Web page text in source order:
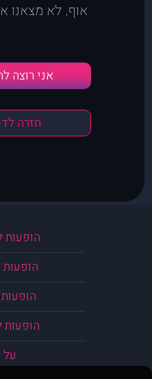
אוף, לא
אני רוצה
חזרה
הופעות
הופעות
הופעות
על